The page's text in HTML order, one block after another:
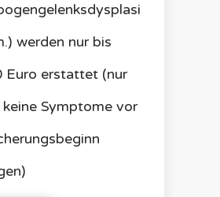
werden nur bis
Euro erstattet (nur
keine Symptome vor